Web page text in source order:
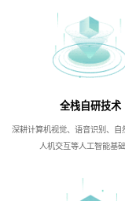
全栈自研技术
深耕计算机视觉、语音识别、自
人机交互等人工智能基